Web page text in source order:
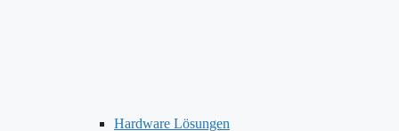
Hardware Lösungen